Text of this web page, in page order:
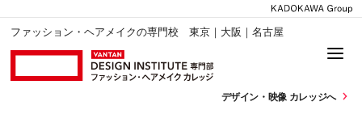
ファッション・ヘアメイクの専門校 東京｜大阪｜名古屋
デザイン・ 映像 カレッジへ